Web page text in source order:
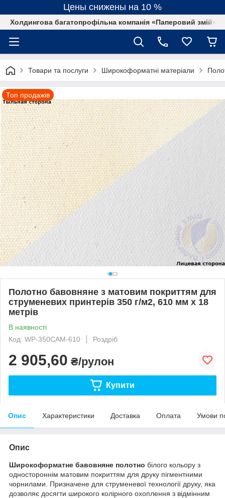
Цены снижены на 10 %
Холдингова багатопрофільна компанія «Паперовий змій»
Товари та послуги Широкоформатні матеріали
Топ продажів
Полотно бавовняне з матовим покриттям для
струменевих принтерів 350 г/м2, 610 мм х 18
метрів
В наявності
Код: WP-350CAM-610
Роздріб
2 905,60 ₴/рулон
Купити
Опис Характеристики Доставка Оплата Умови
Опис
Широкоформатне бавовняне полотно білого кольору з
одностороннім матовим покриттям для друку пігментними
чорнилами. Призначене для струменевої технології друку, яка
дозволяє досягти широкого колірного охоплення з відмінним